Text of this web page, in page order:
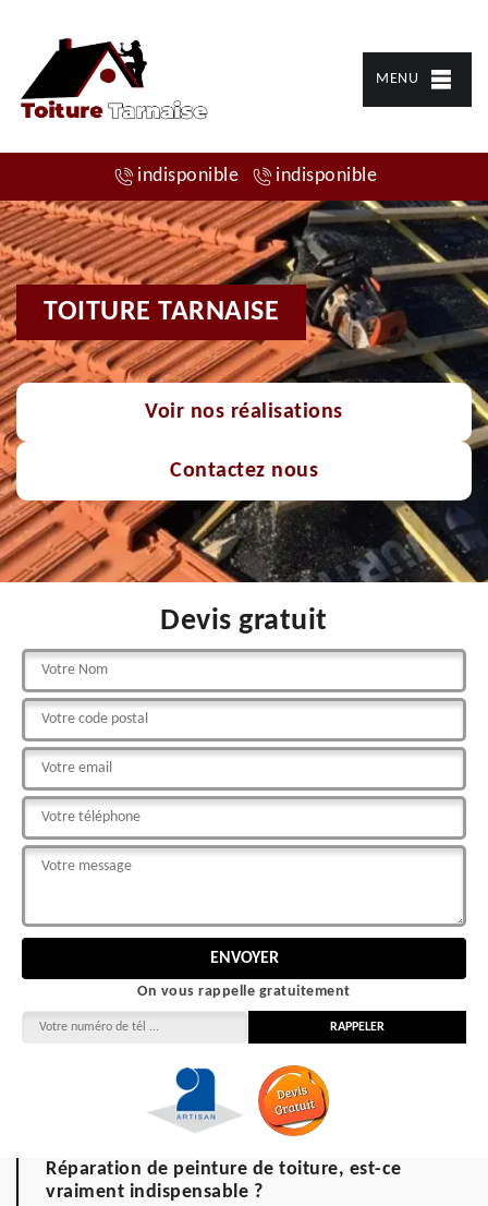
MENU
indisponible indisponible
TOITURE TARNAISE
Voir nos réalisations
Contactez nous
Devis gratuit
On vous rappelle gratuitement
Réparation de peinture de toiture, est-ce
vraiment indispensable ?